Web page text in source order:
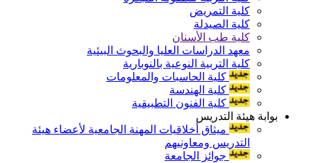
كلية التمريض
كلية الصيدلة
كلية طب الأسنان
معهد الدراسات العليا والبحوث البيئية
كلية التربية النوعية بالنوبارية
كلية الحاسبات والمعلومات
كلية الهندسة
كلية الفنون التطبيقية
بوابة هيئة التدريس
ميثاق أخلاقيات المهنة الجامعية لأعضاء هيئة
التدريس ومعاونيهم
جوائز الجامعة